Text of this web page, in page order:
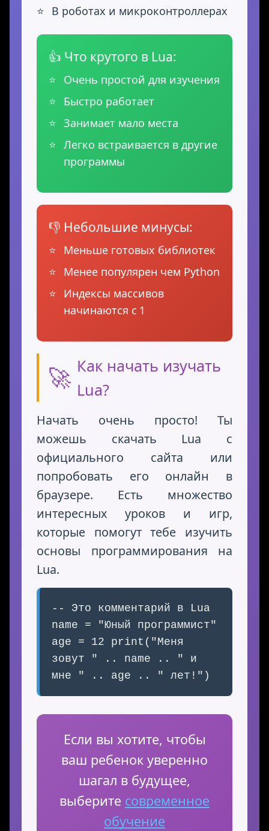
В роботах и микроконтроллерах
👍 Что крутого в Lua:
Очень простой для изучения
Быстро работает
Занимает мало места
Легко встраивается в другие
программы
👎 Небольшие минусы:
Меньше готовых библиотек
Менее популярен чем Python
Индексы массивов
начинаются с 1
🚀 Как начать изучать
Lua?
Начать очень просто! Ты
можешь скачать Lua с
официального сайта или
попробовать его онлайн в
браузере. Есть множество
интересных уроков и игр,
которые помогут тебе изучить
основы программирования на
Lua.
-- Это комментарий в Lua
name = "Юный программист"
age = 12 print("Меня
зовут " .. name .. " и
мне " .. age .. " лет!")
Если вы хотите, чтобы
ваш ребенок уверенно
шагал в будущее,
выберите современное
обучение